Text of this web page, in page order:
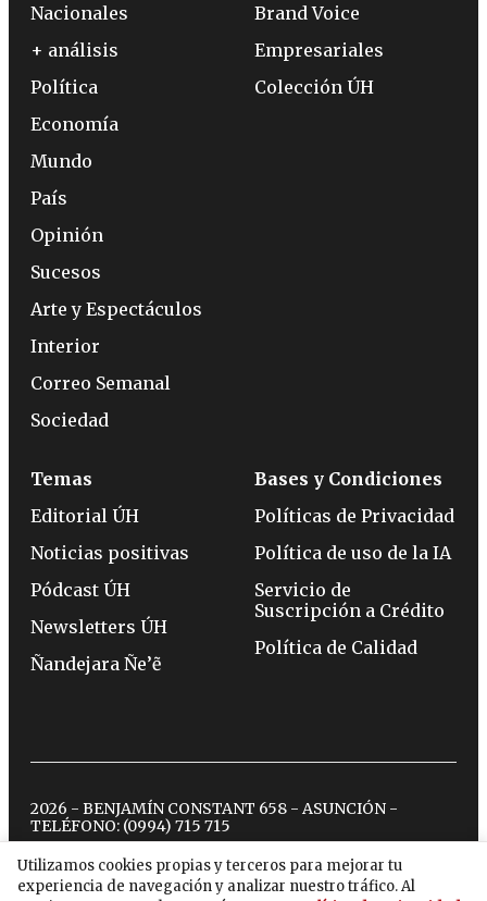
Utilizamos cookies propias y terceros para mejorar tu
experiencia de navegación y analizar nuestro tráfico. Al
Nacionales
+ análisis
Política
Economía
Mundo
País
Opinión
Sucesos
Arte y Espectáculos
Interior
Correo Semanal
Sociedad
Brand Voice
Empresariales
Colección ÚH
Temas
Editorial ÚH
Noticias positivas
Pódcast ÚH
Newsletters ÚH
Ñandejara Ñe’ẽ
Bases y Condiciones
Políticas de Privacidad
Política de uso de la IA
Servicio de
Suscripción a Crédito
Política de Calidad
2026 - BENJAMÍN CONSTANT 658 - ASUNCIÓN -
TELÉFONO: (0994) 715 715